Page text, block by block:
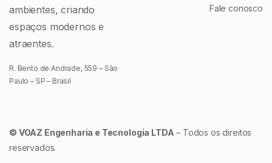
ambientes, criando
espaços modernos e
atraentes.
R. Bento de Andrade, 559 – São
Paulo – SP – Brasil
Fale conosco
© VOAZ Engenharia e Tecnologia LTDA – Todos os direitos
reservados.